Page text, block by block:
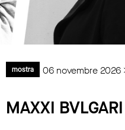
mostra 06 novembre 2026
MAXXI